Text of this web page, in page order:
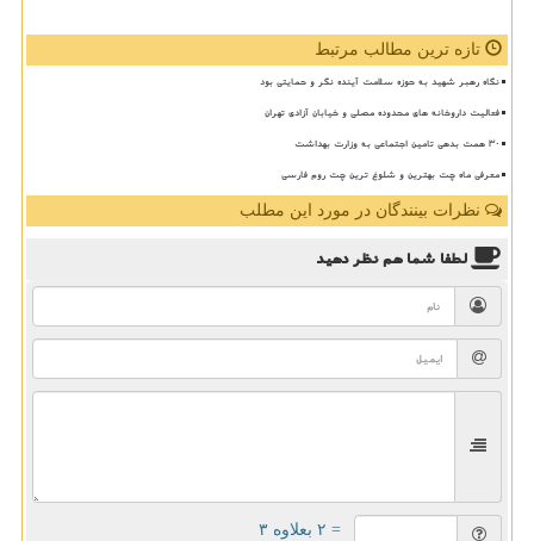
تازه ترین مطالب مرتبط
نگاه رهبر شهید به حوزه سلامت آینده نگر و حمایتی بود
فعالیت داروخانه های محدوده مصلی و خیابان آزادی تهران
30 همت بدهی تامین اجتماعی به وزارت بهداشت
معرفی ماه چت بهترین و شلوغ ترین چت روم فارسی
نظرات بینندگان در مورد این مطلب
لطفا شما همنظر دهید
= ۲ بعلاوه ۳